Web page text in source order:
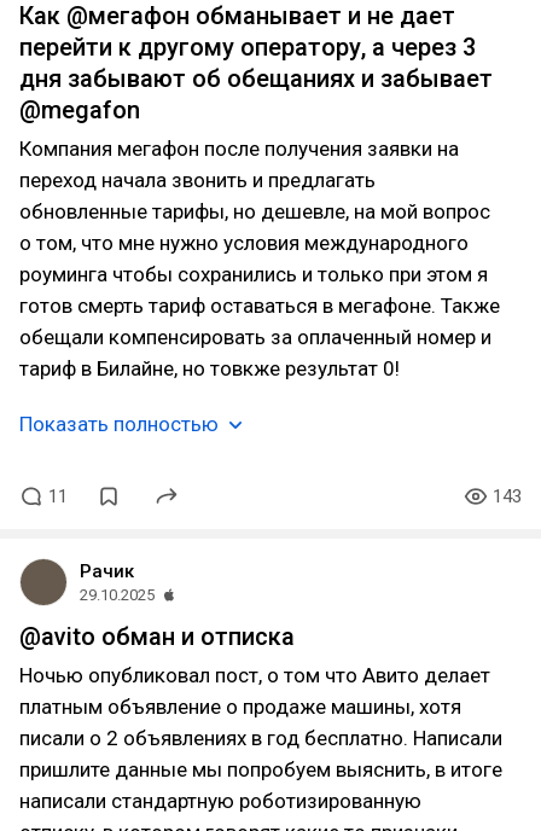
Как @мегафон обманывает и не дает
перейти к другому оператору, а через 3
дня забывают об обещаниях и забывает
@megafon
Компания мегафон после получения заявки на
переход начала звонить и предлагать
обновленные тарифы, но дешевле, на мой вопрос
о том, что мне нужно условия международного
роуминга чтобы сохранились и только при этом я
готов смерть тариф оставаться в мегафоне. Также
обещали компенсировать за оплаченный номер и
тариф в Билайне, но товкже результат 0!
Показать полностью
11 143
Рачик
29.10.2025
@avito обман и отписка
Ночью опубликовал пост, о том что Авито делает
платным объявление о продаже машины, хотя
писали о 2 объявлениях в год бесплатно. Написали
пришлите данные мы попробуем выяснить, в итоге
написали стандартную роботизированную